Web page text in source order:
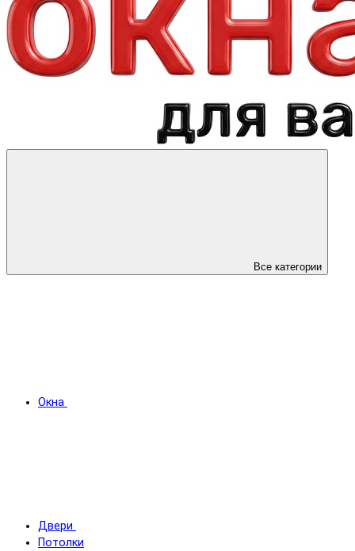
Все категории
Окна
Двери
Потолки